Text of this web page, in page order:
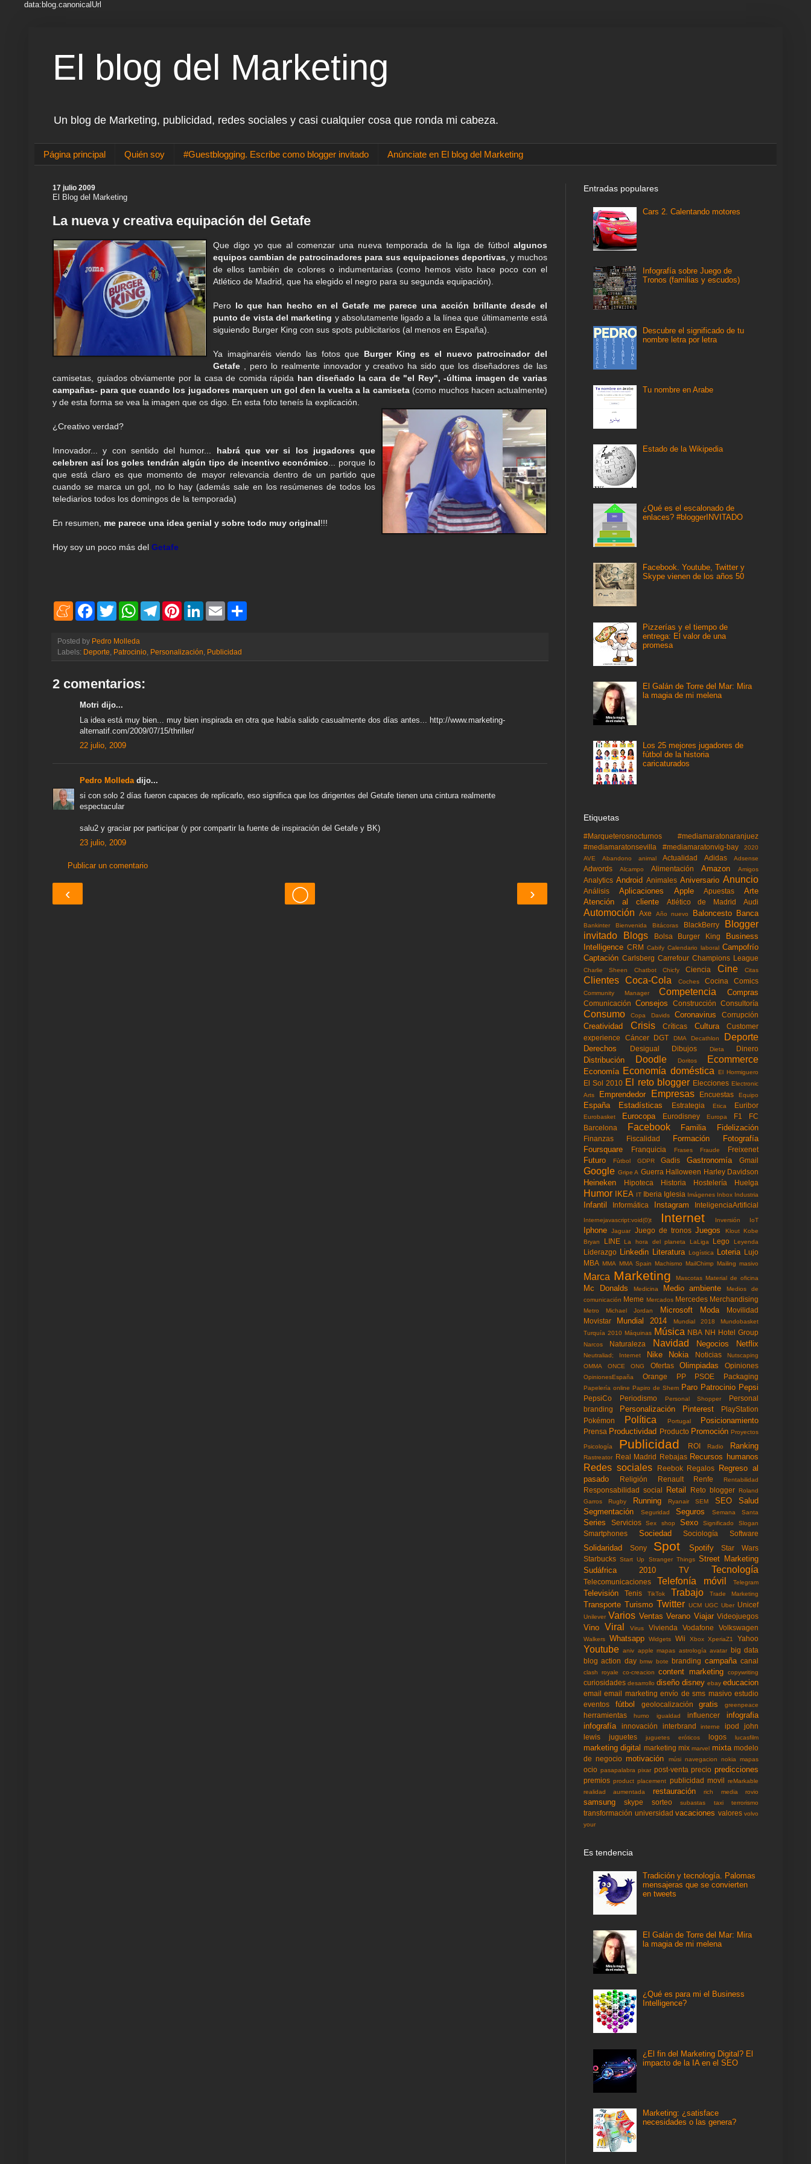
data:blog.canonicalUrl
El blog del Marketing
Un blog de Marketing, publicidad, redes sociales y casi cualquier cosa que ronda mi cabeza.
Página principal Quién soy #Guestblogging. Escribe como blogger invitado Anúnciate en El blog del Marketing
17 julio 2009
El Blog del Marketing
La nueva y creativa equipación del Getafe
Que digo yo que al comenzar una nueva temporada de la liga de fútbol algunos
equipos cambian de patrocinadores para sus equipaciones deportivas , y muchos
de ellos también de colores o indumentarias (como hemos visto hace poco con el
Atlético de Madrid, que ha elegido el negro para su segunda equipación).
Pero lo que han hecho en el Getafe me parece una acción brillante desde el
punto de vista del marketing y absolutamente ligado a la línea que últimamente está
siguiendo Burger King con sus spots publicitarios (al menos en España).
Ya imaginaréis viendo las fotos que Burger King es el nuevo patrocinador del
Getafe , pero lo realmente innovador y creativo ha sido que los diseñadores de las
camisetas, guiados obviamente por la casa de comida rápida han diseñado la cara de "el Rey", -última imagen de varias
campañas- para que cuando los jugadores marquen un gol den la vuelta a la camiseta(como muchos hacen actualmente)
y de esta forma se vea la imagen que os digo. En esta foto teneís la explicación.
¿Creativo verdad?
Innovador... y con sentido del humor... habrá que ver si los jugadores que
celebren así los goles tendrán algún tipo de incentivo económico ... porque lo
que está claro es que momento de mayor relevancia dentro de un partido que
cuando se marca un gol, no lo hay (además sale en los resúmenes de todos los
telediarios todos los domingos de la temporada)
En resumen, me parece una idea genial y sobre todo muy original!!!
Hoy soy un poco más del Getafe
M
a
m
e
F
b
o
o
T
w
t
e
r
W
s
A
p
T
r
a
P
r
e
L
d
I
E
Posted by Pedro Molleda
Labels: Deporte Patrocinio Personalización Publicidad
2 comentarios:
Motri dijo...
La idea está muy bien... muy bien inspirada en otra que había salido casualmente dos días antes... http://www.marketing-
alternatif.com/2009/07/15/thriller/
22 julio, 2009
Pedro Molledadijo...
si con solo 2 días fueron capaces de replicarlo, eso significa que los dirigentes del Getafe tienen una cintura realmente
espectacular
salu2 y graciar por participar (y por compartir la fuente de inspiración del Getafe y BK)
23 julio, 2009
Publicar un comentario
‹ ›
◯
Entradas populares
Cars 2. Calentando motores
Infografía sobre Juego de
Tronos (familias y escudos)
Descubre el significado de tu
nombre letra por letra
Tu nombre en Arabe
Estado de la Wikipedia
¿Qué es el escalonado de
enlaces? #bloggerINVITADO
Facebook. Youtube, Twitter y
Skype vienen de los años 50
Pizzerías y el tiempo de
entrega: El valor de una
promesa
El Galán de Torre del Mar: Mira
la magia de mi melena
Los 25 mejores jugadores de
fútbol de la historia
caricaturados
Etiquetas
#Marqueterosnocturnos
#mediamaratonaranjuez
#mediamaratonsevilla
#mediamaratonvig-bay
2020
AVE
Abandono animal Actualidad Adidas Adsense
Adwords Alcampo Alimentación Amazon Amigos
Analytics Android Animales Aniversario Anuncio
Análisis Aplicaciones Apple Apuestas
Arte
Atención al cliente
Atlético de Madrid Audi
Automoción Axe Año nuevo Baloncesto Banca
Bankinter Bienvenida Bitácoras BlackBerry
Blogger
invitado
Blogs Bolsa Burger King
Business
Intelligence CRM Cabify Calendario laboral Campofrío
Captación Carlsberg Carrefour Champions League
Charlie Sheen Chatbot Chicfy Ciencia Cine Citas
Clientes Coca-Cola Coches Cocina Comics
Community Manager Competencia Compras
Comunicación Consejos Construcción Consultoría
Consumo Copa Davids Coronavirus Corrupción
Creatividad Crisis Críticas Cultura
Customer
experience
Cáncer DGT DMA Decathlon Deporte
Derechos Desigual Dibujos Dieta Dinero
Distribución Doodle Doritos Ecommerce
Economía Economía doméstica El Hormiguero
El Sol 2010 El reto blogger Elecciones Electronic
Arts
Emprendedor Empresas Encuestas Equipo
España Estadísticas Estrategia Etica Euribor
Eurobasket Eurocopa Eurodisney Europa F1
FC
Barcelona
Facebook Familia Fidelización
Finanzas Fiscalidad Formación
Fotografía
Foursquare
Franquicia Frases Fraude Freixenet
Futuro Fùtbol GDPR Gadis Gastronomía Gmail
Google Gripe A Guerra Halloween Harley Davidson
Heineken Hipoteca Historia Hostelería Huelga
Humor IKEA IT Iberia Iglesia Imágenes Inbox Industria
Infantil Informática Instagram InteligenciaArtificial
Internejavascript:void(0)t Internet Inversión IoT
Iphone Jaguar Juego de tronos Juegos Klout Kobe
Bryan
LINE La hora del planeta LaLiga Lego Leyenda
Liderazgo Linkedin Literatura Logística Loteria Lujo
MBA MMA MMA Spain Machismo MailChimp Mailing masivo
Marca Marketing Mascotas Material de oficina
Mc Donalds Medicina Medio ambiente
Medios de
comunicación Meme Mercados Mercedes Merchandising
Metro Michael Jordan Microsoft Moda
Movilidad
Movistar
Mundial 2014 Mundial 2018
Mundobasket
Turquía 2010 Máquinas Música NBA NH Hotel Group
Narcos Naturaleza Navidad Negocios Netflix
Neutraliad; Internet Nike Nokia Noticias
Nutscaping
OMMA
ONCE ONG Ofertas Olimpiadas Opiniones
OpinionesEspaña Orange PP PSOE Packaging
Papelería online Papiro de Shem Paro Patrocinio Pepsi
PepsiCo Periodismo Personal Shopper
Personal
branding
Personalización Pinterest
PlayStation
Pokémon
Política Portugal Posicionamiento
Prensa Productividad Producto Promoción Proyectos
Psicología Publicidad ROI Radio Ranking
Rastreator Real Madrid Rebajas Recursos humanos
Redes sociales Reebok Regalos
Regreso al
pasado
Religión Renault Renfe Rentabilidad
Responsabilidad social Retail Reto blogger Roland
Garros
Rugby Running Ryanair SEM SEO
Salud
Segmentación
Seguridad Seguros Semana Santa
Series Servicios Sex shop Sexo Significado Slogan
Smartphones Sociedad Sociología Software
Solidaridad Sony Spot Spotify
Star Wars
Starbucks Start Up Stranger Things Street Marketing
Sudáfrica 2010
TV Tecnología
Telecomunicaciones Telefonía móvil Telegram
Televisión Tenis TikTok Trabajo Trade Marketing
Transporte Turismo Twitter UCM UGC Uber Unicef
Unilever Varios Ventas Verano Viajar Videojuegos
Vino Viral Virus Vivienda Vodafone Volkswagen
Walkers Whatsapp Widgets Wii Xbox XperiaZ1 Yahoo
Youtube aniv apple mapas astrología avatar big data
blog action day bmw bote branding campaña canal
clash royale co-creacion content marketing copywriting
curiosidades desarrollo diseño disney ebay educacion
email email marketing envío de sms masivo estudio
eventos
fútbol geolocalización gratis greenpeace
herramientas humo igualdad influencer
infografia
infografía
innovación interbrand interne ipod
john
lewis
juguetes juguetes eróticos logos lucasfilm
marketing digital marketing mix marvel mixta modelo
de negocio motivación músi navegacion nokia mapas
ocio pasapalabra pixar post-venta precio predicciones
premios product placement publicidad movil reMarkable
realidad aumentada
restauración rich media rovio
samsung skype sorteo subastas taxi terrorismo
transformación universidad vacaciones valores volvo
your
Es tendencia
Tradición y tecnología. Palomas
mensajeras que se convierten
en tweets
El Galán de Torre del Mar: Mira
la magia de mi melena
¿Qué es para mi el Business
Intelligence?
¿El fin del Marketing Digital? El
impacto de la IA en el SEO
Marketing: ¿satisface
necesidades o las genera?